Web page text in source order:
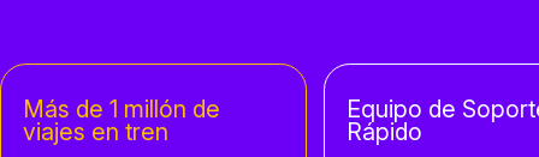
Más de 1 millón de
viajes en tren
Equipo de
Rápido